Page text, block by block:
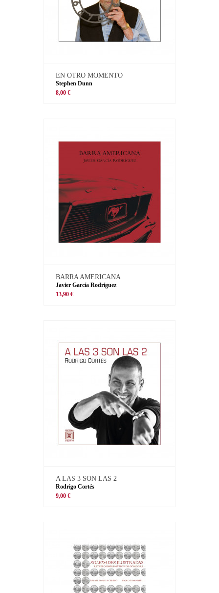
EN OTRO MOMENTO
Stephen Dunn
8,00 €
BARRA AMERICANA
Javier García Rodríguez
13,90 €
A LAS 3 SON LAS 2
Rodrigo Cortés
9,00 €